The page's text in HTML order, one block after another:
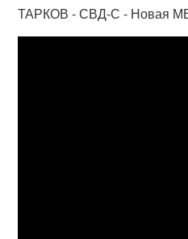
ТАРКОВ - СВД-С - Новая